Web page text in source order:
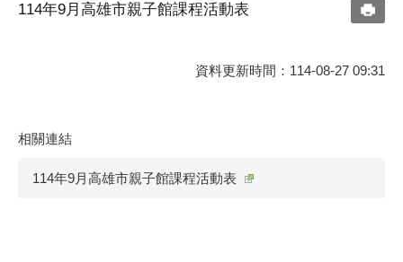
114年9月高雄市親子館課程活動表
資料更新時間：114-08-27 09:31
相關連結
114年9月高雄市親子館課程活動表